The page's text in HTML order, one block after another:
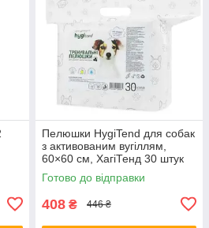
Пелюшки HygiTend для собак
з активованим вугіллям,
60×60 см, ХагіТенд 30 штук
Готово до відправки
408 ₴ 446 ₴